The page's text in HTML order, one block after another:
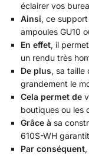
éclairer vos
Ainsi, ce
ampoules GU10
En effet, il
un rendu très
De plus, sa taille
grandement le
Cela permet de
boutiques ou les
Grâce à sa
610S-WH
Par conséquent